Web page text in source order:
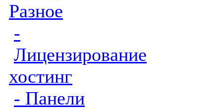
Разное
-
Лицензирование
хостинг
- Панели